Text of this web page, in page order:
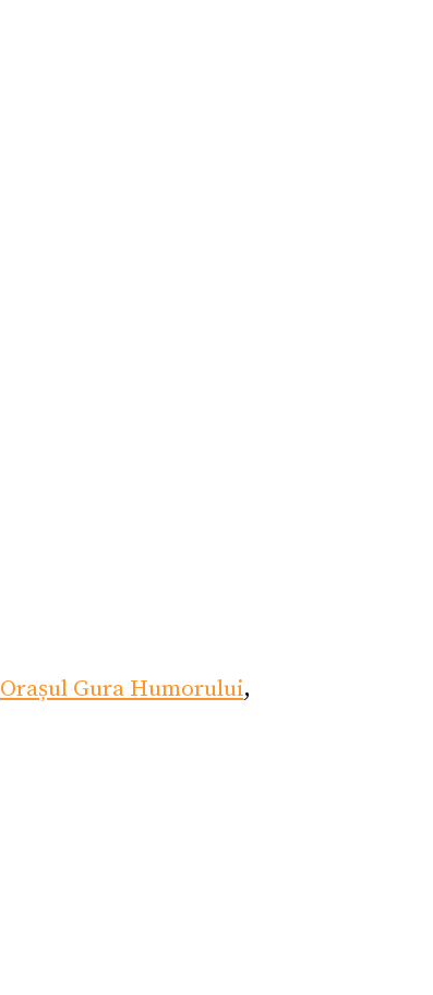
Orașul Gura Humorului,